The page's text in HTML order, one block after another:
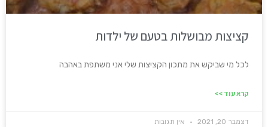
קציצות מבושלות בטעם של ילדות
לכל מי שביקש את מתכון הקציצות שלי אני משתפת באהבה
קרא עוד >>
דצמבר 20, 2021 אין תגובות